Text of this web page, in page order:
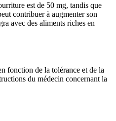
est de 50 mg, tandis que
contribuer à augmenter son
avec des aliments riches en
fonction de la tolérance et de la
du médecin concernant la